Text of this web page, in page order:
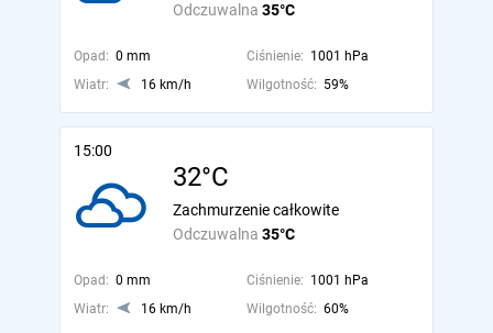
Odczuwalna 35°C
Opad: 0 mm Ciśnienie: 1001 hPa
Wiatr:
16 km/h Wilgotność: 59%
15:00
32°C
Odczuwalna 35°C
Zachmurzenie całkowite
Opad: 0 mm Ciśnienie: 1001 hPa
Wiatr:
16 km/h Wilgotność: 60%